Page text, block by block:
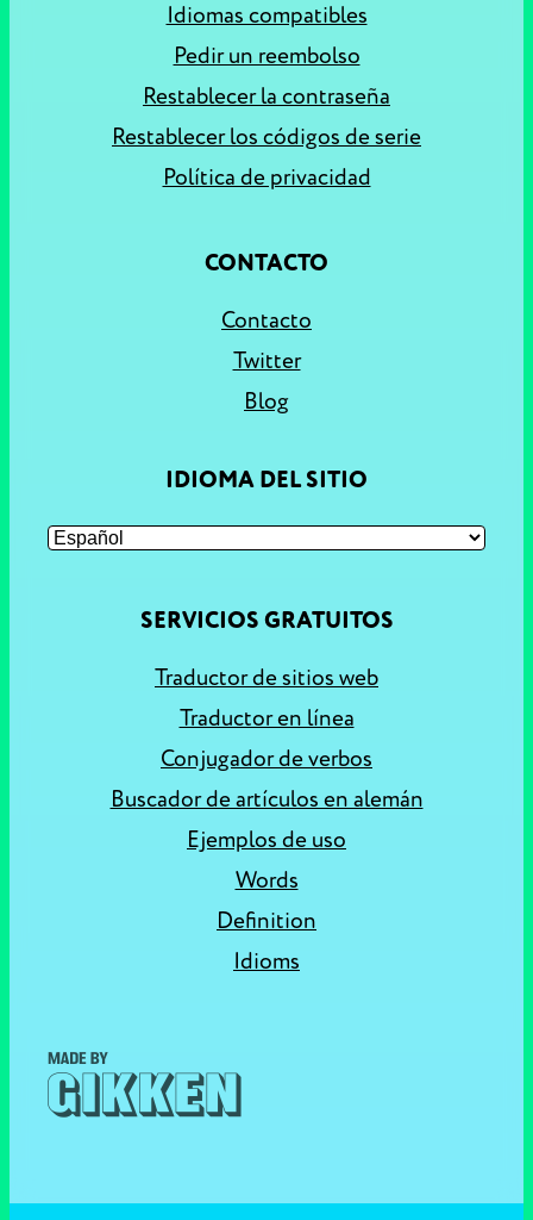
Idiomas compatibles
Pedir un reembolso
Restablecer la contraseña
Restablecer los códigos de serie
Política de privacidad
CONTACTO
Contacto
Twitter
Blog
IDIOMA DEL SITIO
SERVICIOS GRATUITOS
Traductor de sitios web
Traductor en línea
Conjugador de verbos
Buscador de artículos en alemán
Ejemplos de uso
Words
Definition
Idioms